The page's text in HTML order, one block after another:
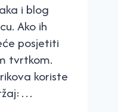
i blog
Ako ih
posjetiti
tvrtkom.
koriste